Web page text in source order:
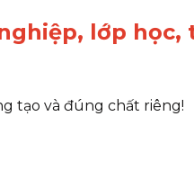
lớp học,
tạo và đúng chất riêng!